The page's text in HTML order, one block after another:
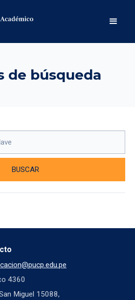
de búsqueda
4360
Miguel 15088,